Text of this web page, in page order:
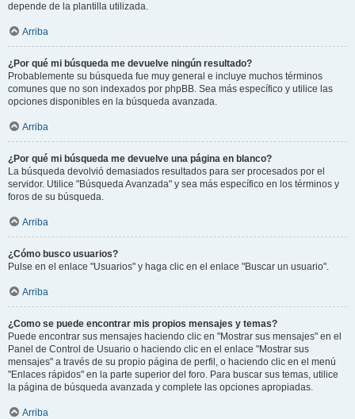
depende de la plantilla utilizada.
Arriba
¿Por qué mi búsqueda me devuelve ningún resultado?
Probablemente su búsqueda fue muy general e incluye muchos términos
comunes que no son indexados por phpBB. Sea más específico y utilice las
opciones disponibles en la búsqueda avanzada.
Arriba
¿Por qué mi búsqueda me devuelve una página en blanco?
La búsqueda devolvió demasiados resultados para ser procesados por el
servidor. Utilice "Búsqueda Avanzada" y sea más específico en los términos y
foros de su búsqueda.
Arriba
¿Cómo busco usuarios?
Pulse en el enlace "Usuarios" y haga clic en el enlace "Buscar un usuario".
Arriba
¿Como se puede encontrar mis propios mensajes y temas?
Puede encontrar sus mensajes haciendo clic en "Mostrar sus mensajes" en el
Panel de Control de Usuario o haciendo clic en el enlace "Mostrar sus
mensajes" a través de su propio página de perfil, o haciendo clic en el menú
"Enlaces rápidos" en la parte superior del foro. Para buscar sus temas, utilice
la página de búsqueda avanzada y complete las opciones apropiadas.
Arriba